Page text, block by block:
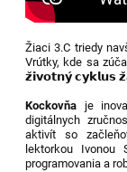
Žiaci 3.C triedy
Vrútky, kde sa
𝘇̌𝗶𝘃𝗼𝘁𝗻𝘆́ 𝗰𝘆𝗸𝗹𝘂𝘀
Kockovňa je
digitálnych
aktivít so
lektorkou Ivonou
programovania a